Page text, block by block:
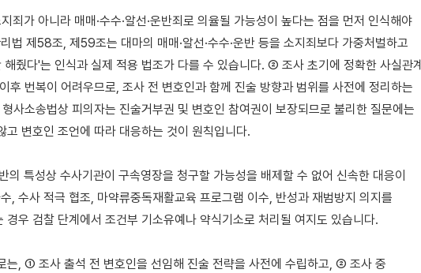
죄가 아니라 매매·수수·알선·운반죄로 의율될 가능성이 높다는 점을 먼저 인식해야
법 제58조, 제59조는 대마의 매매·알선·수수·운반 등을 소지죄보다 가중처벌하고
해줬다'는 인식과 실제 적용 법조가 다를 수 있습니다. ② 조사 초기에 정확한 사실관계
후 번복이 어려우므로, 조사 전 변호인과 함께 진술 방향과 범위를 사전에 정리하는
사소송법상 피의자는 진술거부권 및 변호인 참여권이 보장되므로 불리한 질문에는
고 변호인 조언에 따라 대응하는 것이 원칙입니다.
의 특성상 수사기관이 구속영장을 청구할 가능성을 배제할 수 없어 신속한 대응이
, 수사 적극 협조, 마약류중독재활교육 프로그램 이수, 반성과 재범방지 의지를
경우 검찰 단계에서 조건부 기소유예나 약식기소로 처리될 여지도 있습니다.
는, ① 조사 출석 전 변호인을 선임해 진술 전략을 사전에 수립하고, ② 조사 중